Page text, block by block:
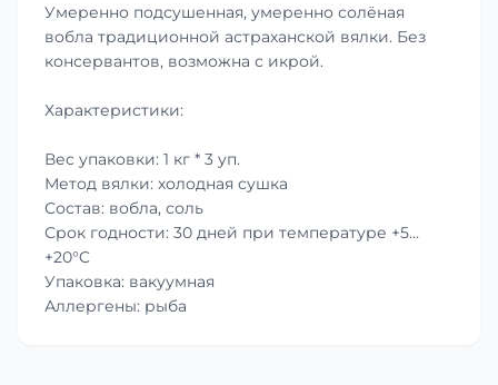
Умеренно подсушенная, умеренно солёная
вобла традиционной астраханской вялки. Без
консервантов, возможна с икрой.
Характеристики:
Вес упаковки: 1 кг * 3 уп.
Метод вялки: холодная сушка
Состав: вобла, соль
Срок годности: 30 дней при температуре +5…
+20°C
Упаковка: вакуумная
Аллергены: рыба